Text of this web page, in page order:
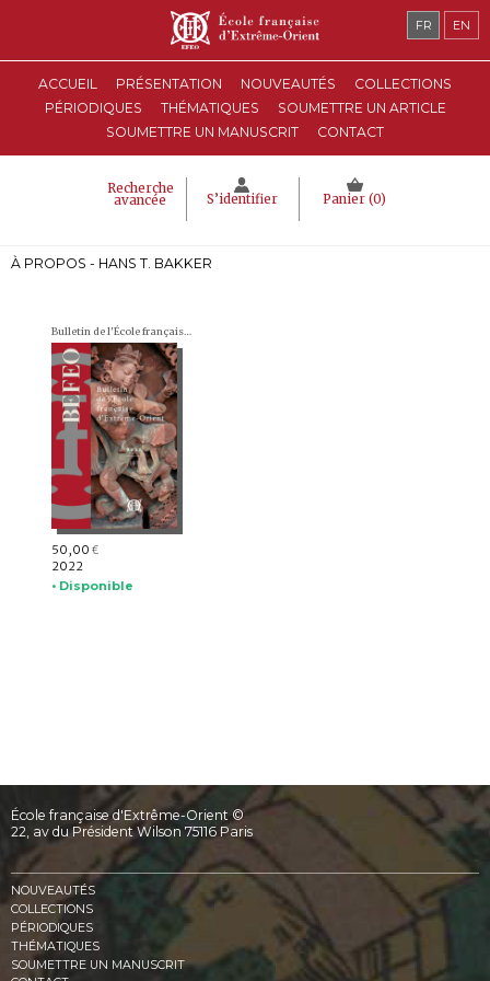
ACCUEIL PRÉSENTATION NOUVEAUTÉS
COLLECTIONS
PÉRIODIQUES
THÉMATIQUES
SOUMETTRE UN ARTICLE
SOUMETTRE UN MANUSCRIT
CONTACT
Recherche
avancée S’identifier Panier (0)
FR EN
À PROPOS - HANS T. BAKKER
Bulletin de l'École française d'Extrême-Orient (BEFEO)
50,00 €
2022
• Disponible
École française d'Extrême-Orient ©
22, av du Président Wilson 75116 Paris
NOUVEAUTÉS
COLLECTIONS
PÉRIODIQUES
THÉMATIQUES
SOUMETTRE UN MANUSCRIT